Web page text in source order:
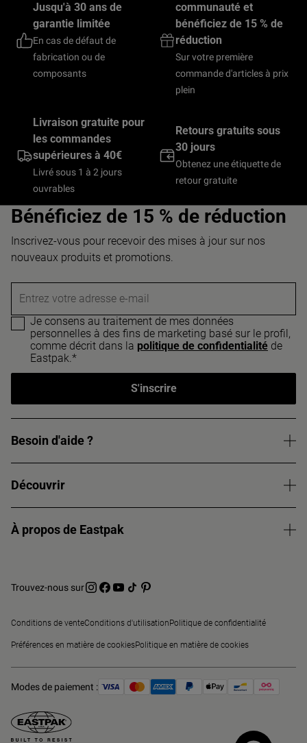
Jusqu'à 30 ans de
garantie limitée
En cas de défaut de
fabrication ou de
composants
communauté et
bénéficiez de 15 % de
réduction
Sur votre première
commande d'articles à prix
plein
Livraison gratuite pour
les commandes
supérieures à 40€
Livré sous 1 à 2 jours
ouvrables
Retours gratuits sous
30 jours
Obtenez une étiquette de
retour gratuite
Bénéficiez de 15 % de réduction
Inscrivez-vous pour recevoir des mises à jour sur nos
nouveaux produits et promotions.
Entrez votre adresse e-mail
Je consens au traitement de mes données
personnelles à des fins de marketing basé sur le profil,
comme décrit dans la politique de confidentialité de
Eastpak.*
S'inscrire
Besoin d'aide ?
Découvrir
À propos de Eastpak
Trouvez-nous sur
Conditions de venteConditions d'utilisationPolitique de confidentialité
Préférences en matière de cookiesPolitique en matière de cookies
Modes de paiement :